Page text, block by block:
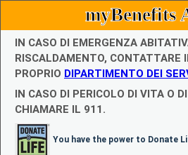
myBenefits
IN CASO DI EMERGENZA
RISCALDAMENTO, CONTATTARE
PROPRIO DIPARTIMENTO DEI
IN CASO DI PERICOLO DI VITA O
CHIAMARE IL 911.
You have the power to Donate